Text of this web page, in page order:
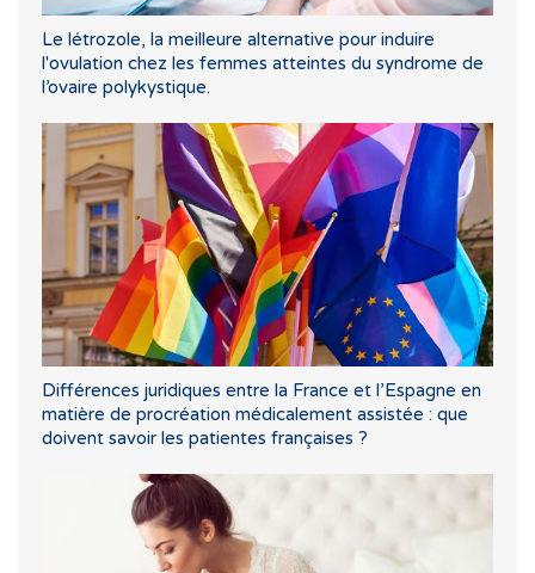
Le létrozole, la meilleure alternative pour induire
l'ovulation chez les femmes atteintes du syndrome de
l’ovaire polykystique.
Différences juridiques entre la France et l’Espagne en
matière de procréation médicalement assistée : que
doivent savoir les patientes françaises ?